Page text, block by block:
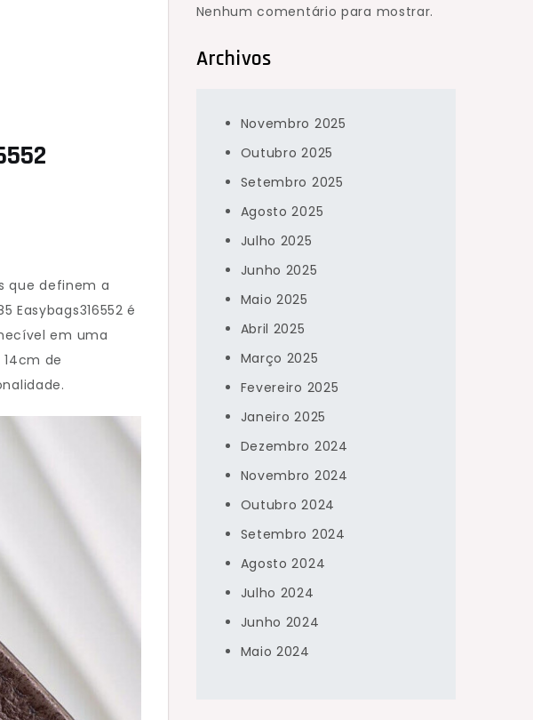
que definem a
Easybags316552 é
em uma
de
Nenhum comentário para mostrar.
Archivos
Novembro 2025
Outubro 2025
Setembro 2025
Agosto 2025
Julho 2025
Junho 2025
Maio 2025
Abril 2025
Março 2025
Fevereiro 2025
Janeiro 2025
Dezembro 2024
Novembro 2024
Outubro 2024
Setembro 2024
Agosto 2024
Julho 2024
Junho 2024
Maio 2024